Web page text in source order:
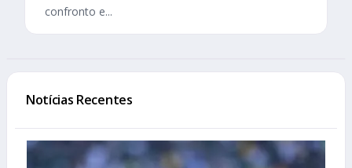
confronto e...
Notícias Recentes